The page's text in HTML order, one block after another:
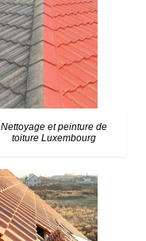
Nettoyage et peinture de
toiture Luxembourg